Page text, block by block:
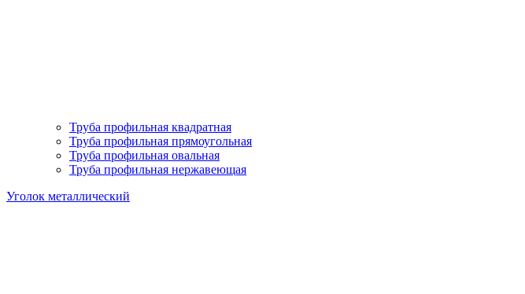
Труба профильная квадратная
Труба профильная прямоугольная
Труба профильная овальная
Труба профильная нержавеющая
Уголок металлический